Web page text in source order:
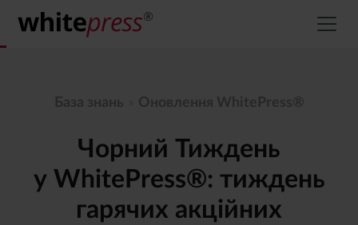
База знань Оновлення WhitePress®
Чорний Тиждень
у WhitePress®: тиждень
гарячих акційних